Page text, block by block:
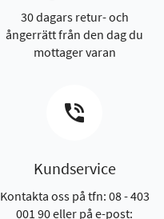
30 dagars retur- och
ångerrätt från den dag du
mottager varan
Kundservice
Kontakta oss på tfn: 08 - 403
001 90 eller på e-post: